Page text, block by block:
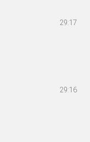
29:17
29:16